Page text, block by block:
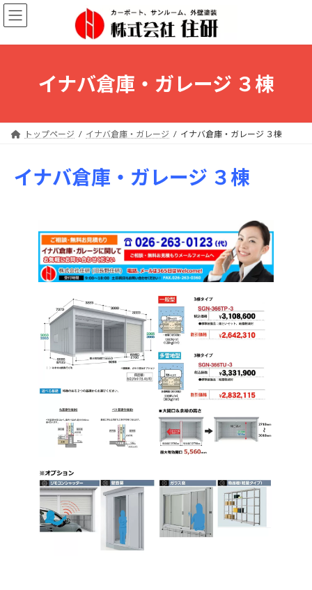
コ
ン
ン
ナ
ビ
ー
イナバ倉庫・ガレージ ３棟
トップページ イナバ倉庫・ガレージ イナバ倉庫・ガレージ ３棟
イナバ倉庫・ガレージ ３棟